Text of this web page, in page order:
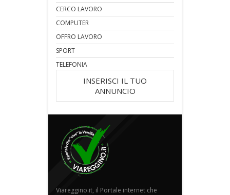
CERCO LAVORO
COMPUTER
OFFRO LAVORO
SPORT
TELEFONIA
INSERISCI IL TUO
ANNUNCIO
Viareggino.it, il Portale internet che